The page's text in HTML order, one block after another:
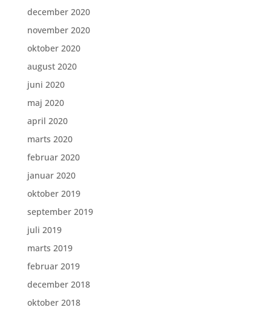
december 2020
november 2020
oktober 2020
august 2020
juni 2020
maj 2020
april 2020
marts 2020
februar 2020
januar 2020
oktober 2019
september 2019
juli 2019
marts 2019
februar 2019
december 2018
oktober 2018